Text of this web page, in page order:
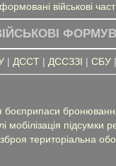
військові
| ДССТ| ДССЗЗІ | СБУ|
боєприпаси
мобілізація підсумки
територіальна